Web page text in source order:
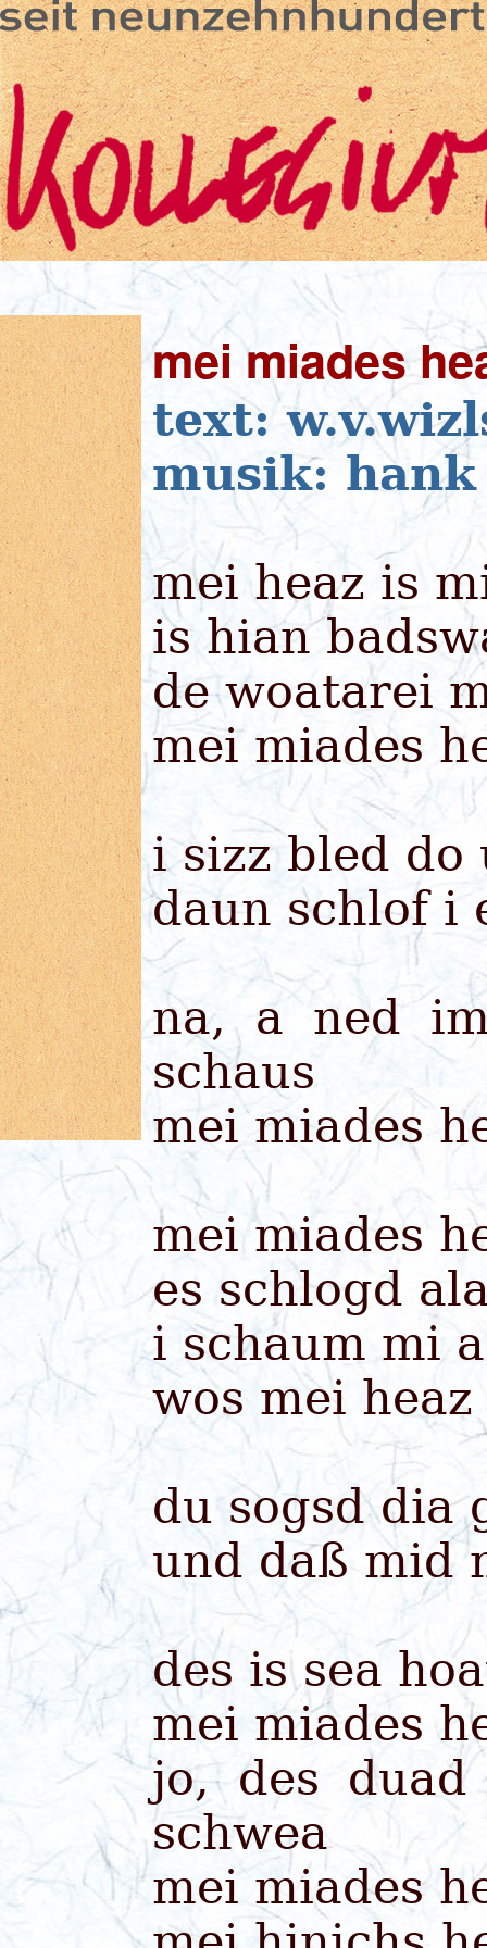
mei miades
text:
musik:
mei heaz is
is hian
de woatarei
mei miades
i sizz bled do
daun schlof i
na, a ned
schaus
mei miades
mei miades
es schlogd
i schaum mi
wos mei
du sogsd dia
und daß mid
des is sea
mei miades
jo, des
schwea
mei miades